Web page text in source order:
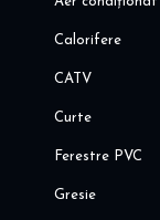
Calorifere
CATV
Curte
Ferestre PVC
Gresie